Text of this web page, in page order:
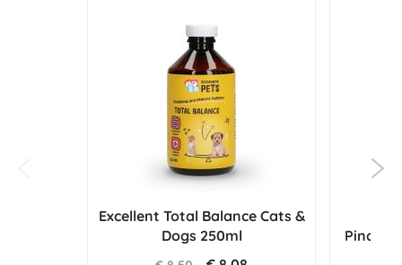
Excellent Total Balance Cats &
Dogs 250ml